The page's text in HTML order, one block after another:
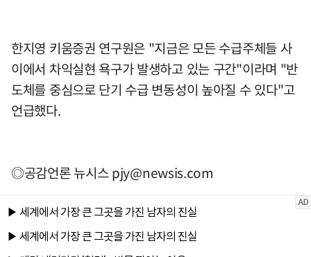
한지영 키움증권 연구원은 "지금은 모든 수급주체들 사
이에서 차익실현 욕구가 발생하고 있는 구간"이라며 "반
도체를 중심으로 단기 수급 변동성이 높아질 수 있다"고
언급했다.
◎공감언론 뉴시스pjy@newsis.com